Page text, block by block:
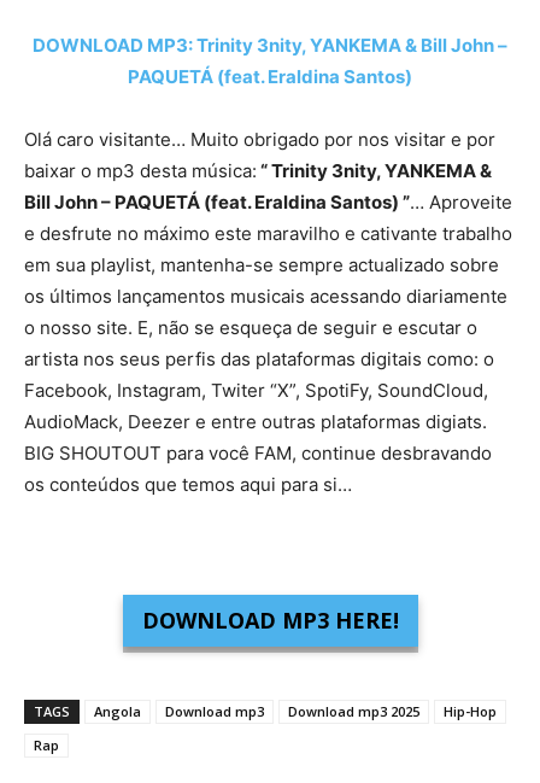
DOWNLOAD MP3: Trinity 3nity, YANKEMA & Bill John –
PAQUETÁ (feat. Eraldina Santos)
Olá caro visitante… Muito obrigado por nos visitar e por
baixar o mp3 desta música: “ Trinity 3nity, YANKEMA &
Bill John – PAQUETÁ (feat. Eraldina Santos) ”… Aproveite
e desfrute no máximo este maravilho e cativante trabalho
em sua playlist, mantenha-se sempre actualizado sobre
os últimos lançamentos musicais acessando diariamente
o nosso site. E, não se esqueça de seguir e escutar o
artista nos seus perfis das plataformas digitais como: o
Facebook, Instagram, Twiter “X”, SpotiFy, SoundCloud,
AudioMack, Deezer e entre outras plataformas digiats.
BIG SHOUTOUT para você FAM, continue desbravando
os conteúdos que temos aqui para si…
DOWNLOAD MP3 HERE!
TAGS Angola Download mp3 Download mp3 2025
Hip-Hop
Rap